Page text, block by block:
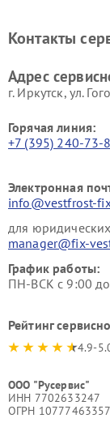
Vestfrost
Контакты
Адрес
г. Иркутск, ул.
Горячая линия:
+7 (395) 240-73-
Электронная
info@vestfrost-
для
manager@fix-
График работы:
ПН-ВСК с 9:00
Рейтинг
4.9-
ООО "Русервис"
ИНН 7702633247
ОГРН